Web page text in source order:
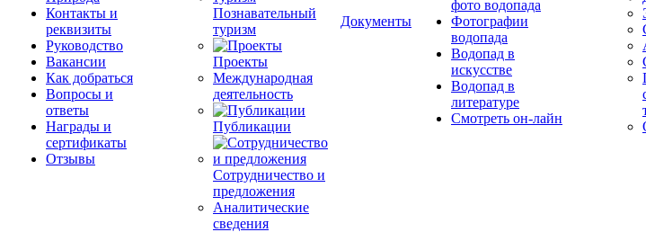
Контакты и
реквизиты
Руководство
Вакансии
Как добраться
Вопросы и
ответы
Награды и
сертификаты
Отзывы
Познавательный
туризм
Проекты
Международная
деятельность
Публикации
Сотрудничество и
предложения
Аналитические
сведения
Документы
фото водопада
Фотографии
водопада
Водопад в
искусстве
Водопад в
литературе
Смотреть он-лайн